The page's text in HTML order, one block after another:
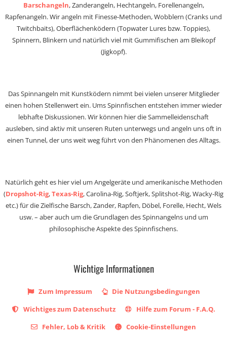
Barschangeln, Zanderangeln, Hechtangeln, Forellenangeln,
Rapfenangeln. Wir angeln mit Finesse-Methoden, Wobblern (Cranks und
Twitchbaits), Oberflächenködern (Topwater Lures bzw. Toppies),
Spinnern, Blinkern und natürlich viel mit Gummifischen am Bleikopf
(Jigkopf).
Das Spinnangeln mit Kunstködern nimmt bei vielen unserer Mitglieder
einen hohen Stellenwert ein. Ums Spinnfischen entstehen immer wieder
lebhafte Diskussionen. Wir können hier die Sammelleidenschaft
ausleben, sind aktiv mit unseren Ruten unterwegs und angeln uns oft in
einen Tunnel, der uns weit weg führt von den Phänomenen des Alltags.
Natürlich geht es hier viel um Angelgeräte und amerikanische Methoden
(Dropshot-Rig,Texas-Rig, Carolina-Rig, Softjerk, Splitshot-Rig, Wacky-Rig
etc.) für die Zielfische Barsch, Zander, Rapfen, Döbel, Forelle, Hecht, Wels
usw. – aber auch um die Grundlagen des Spinnangelns und um
philosophische Aspekte des Spinnfischens.
Wichtige Informationen
Zum Impressum
Die Nutzungsbedingungen
Wichtiges zum Datenschutz
Hilfe zum Forum - F.A.Q.
Fehler, Lob & Kritik
Cookie-Einstellungen